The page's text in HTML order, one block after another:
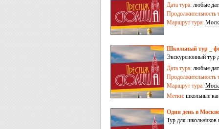
Дата тура: любые
Продолжительность
Маршрут тура:
Школьный тур _
Экскурсионный тур
программа
проживание и 2-
хотите поехать и
Дата тура: любые
Продолжительность
Маршрут тура:
Метки: школьные
Один день в
Тур для школьников